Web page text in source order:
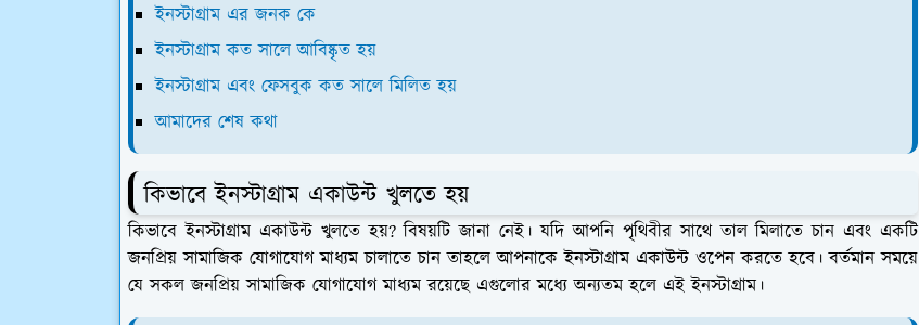
ইনস্টাগ্রাম এর জনক কে
ইনস্টাগ্রাম কত সালে আবিষ্কৃত হয়
ইনস্টাগ্রাম এবং ফেসবুক কত সালে মিলিত হয়
আমাদের শেষ কথা
কিভাবে ইনস্টাগ্রাম একাউন্ট খুলতে হয়
কিভাবে ইনস্টাগ্রাম একাউন্ট খুলতে হয়? বিষয়টি জানা নেই। যদি আপনি পৃথিবীর সাথে তাল মিলাতে চান এবং একটি
জনপ্রিয় সামাজিক যোগাযোগ মাধ্যম চালাতে চান তাহলে আপনাকে ইনস্টাগ্রাম একাউন্ট ওপেন করতে হবে। বর্তমান সময়ে
যে সকল জনপ্রিয় সামাজিক যোগাযোগ মাধ্যম রয়েছে এগুলোর মধ্যে অন্যতম হলে এই ইনস্টাগ্রাম।